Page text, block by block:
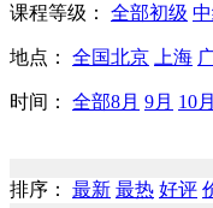
课程等级： 全部初级
地点： 全国北京 上海
时间： 全部8月 9月 10月
排序： 最新 最热 好评